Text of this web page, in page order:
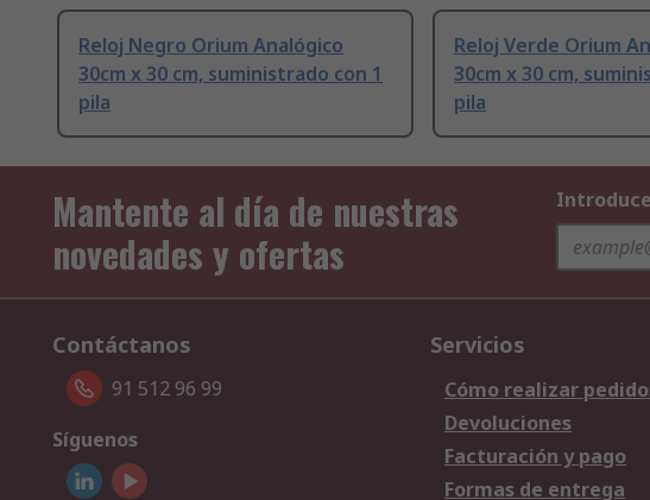
Reloj Negro Orium Analógico
30cm x 30 cm, suministrado con 1
pila
Reloj Verde Orium
30cm x 30 cm,
pila
Mantente al día de nuestras
novedades y ofertas
Contáctanos
91 512 96 99
Síguenos
Servicios
Cómo realizar
Devoluciones
Facturación y pago
Formas de entrega